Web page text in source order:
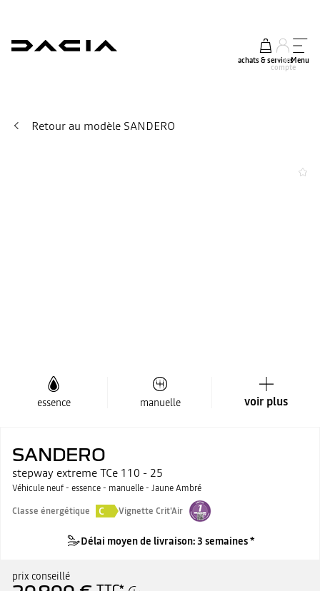
achats & services
mon
compte
Menu
Retour au modèle SANDERO
essence manuelle voir plus
SANDERO
stepway extreme TCe 110 - 25
Véhicule neuf - essence - manuelle - Jaune Ambré
Classe énergétique
C Vignette Crit'Air
Délai moyen de livraison: 3 semaines *
prix conseillé